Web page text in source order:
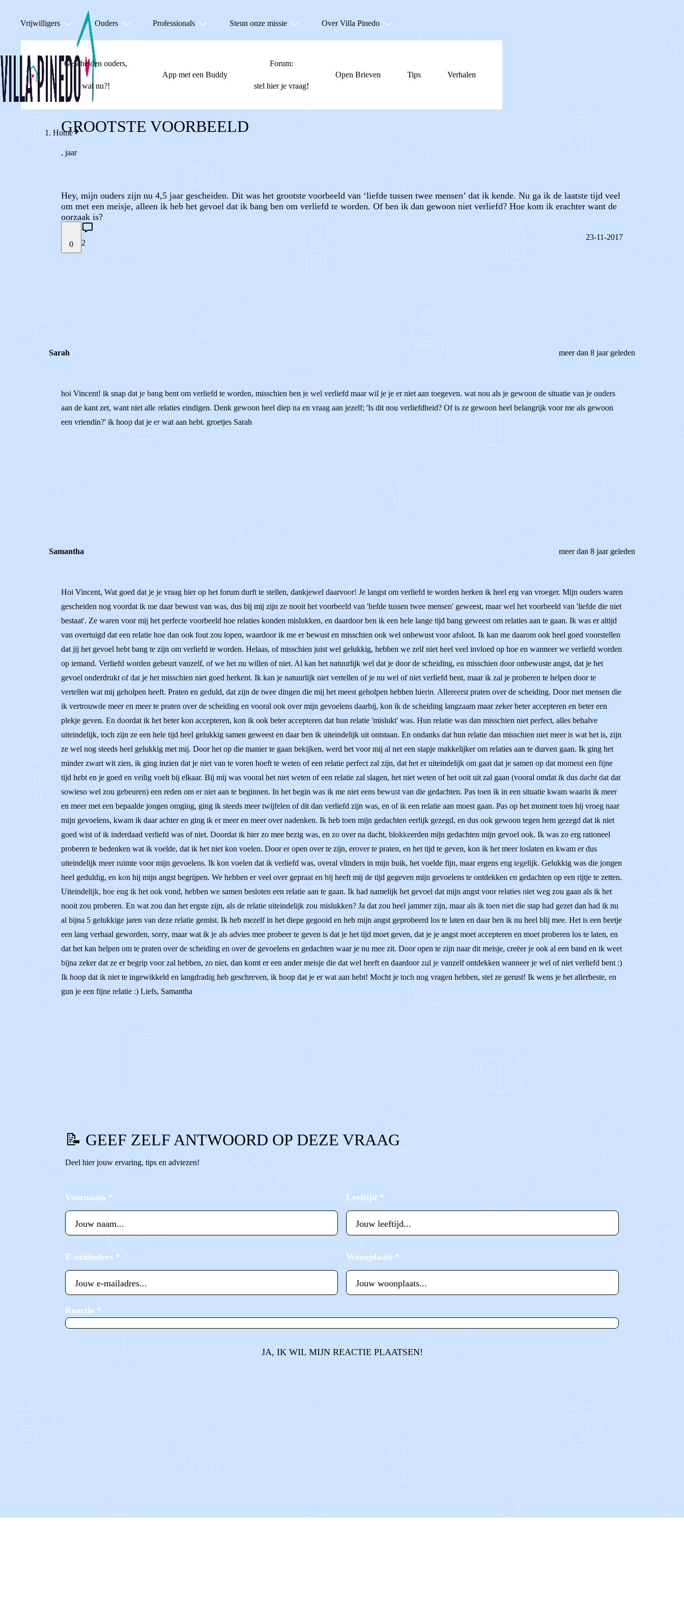
Vrijwilligers Ouders Professionals Steun onze missie Over Villa Pinedo
Gescheiden ouders,
wat nu?!
App met een Buddy
Forum:
stel hier je vraag!
Open Brieven Tips Verhalen
Home
GROOTSTE VOORBEELD
, jaar
Hey, mijn ouders zijn nu 4,5 jaar gescheiden. Dit was het grootste voorbeeld van ‘liefde tussen twee mensen’ dat ik kende. Nu ga ik de laatste tijd veel
om met een meisje, alleen ik heb het gevoel dat ik bang ben om verliefd te worden. Of ben ik dan gewoon niet verliefd? Hoe kom ik erachter want de
oorzaak is?
0 2
23-11-2017
Sarah meer dan 8 jaar geleden
hoi Vincent! ik snap dat je bang bent om verliefd te worden, misschien ben je wel verliefd maar wil je je er niet aan toegeven. wat nou als je gewoon de situatie van je ouders
aan de kant zet, want niet alle relaties eindigen. Denk gewoon heel diep na en vraag aan jezelf; 'Is dit nou verliefdheid? Of is ze gewoon heel belangrijk voor me als gewoon
een vriendin?' ik hoop dat je er wat aan hebt. groetjes Sarah
Samantha meer dan 8 jaar geleden
Hoi Vincent, Wat goed dat je je vraag hier op het forum durft te stellen, dankjewel daarvoor! Je langst om verliefd te worden herken ik heel erg van vroeger. Mijn ouders waren
gescheiden nog voordat ik me daar bewust van was, dus bij mij zijn ze nooit het voorbeeld van 'liefde tussen twee mensen' geweest, maar wel het voorbeeld van 'liefde die niet
bestaat'. Ze waren voor mij het perfecte voorbeeld hoe relaties konden mislukken, en daardoor ben ik een hele lange tijd bang geweest om relaties aan te gaan. Ik was er altijd
van overtuigd dat een relatie hoe dan ook fout zou lopen, waardoor ik me er bewust en misschien ook wel onbewust voor afsloot. Ik kan me daarom ook heel goed voorstellen
dat jij het gevoel hebt bang te zijn om verliefd te worden. Helaas, of misschien juist wel gelukkig, hebben we zelf niet heel veel invloed op hoe en wanneer we verliefd worden
op iemand. Verliefd worden gebeurt vanzelf, of we het nu willen of niet. Al kan het natuurlijk wel dat je door de scheiding, en misschien door onbewuste angst, dat je het
gevoel onderdrukt of dat je het misschien niet goed herkent. Ik kan je natuurlijk niet vertellen of je nu wel of niet verliefd bent, maar ik zal je proberen te helpen door te
vertellen wat mij geholpen heeft. Praten en geduld, dat zijn de twee dingen die mij het meest geholpen hebben hierin. Allereerst praten over de scheiding. Door met mensen die
ik vertrouwde meer en meer te praten over de scheiding en vooral ook over mijn gevoelens daarbij, kon ik de scheiding langzaam maar zeker beter accepteren en beter een
plekje geven. En doordat ik het beter kon accepteren, kon ik ook beter accepteren dat hun relatie 'mislukt' was. Hun relatie was dan misschien niet perfect, alles behalve
uiteindelijk, toch zijn ze een hele tijd heel gelukkig samen geweest en daar ben ik uiteindelijk uit ontstaan. En ondanks dat hun relatie dan misschien niet meer is wat het is, zijn
ze wel nog steeds heel gelukkig met mij. Door het op die manier te gaan bekijken, werd het voor mij al net een stapje makkelijker om relaties aan te durven gaan. Ik ging het
minder zwart wit zien, ik ging inzien dat je niet van te voren hoeft te weten of een relatie perfect zal zijn, dat het er uiteindelijk om gaat dat je samen op dat moment een fijne
tijd hebt en je goed en veilig voelt bij elkaar. Bij mij was vooral het niet weten of een relatie zal slagen, het niet weten of het ooit uit zal gaan (vooral omdat ik dus dacht dat dat
sowieso wel zou gebeuren) een reden om er niet aan te beginnen. In het begin was ik me niet eens bewust van die gedachten. Pas toen ik in een situatie kwam waarin ik meer
en meer met een bepaalde jongen omging, ging ik steeds meer twijfelen of dit dan verliefd zijn was, en of ik een relatie aan moest gaan. Pas op het moment toen hij vroeg naar
mijn gevoelens, kwam ik daar achter en ging ik er meer en meer over nadenken. Ik heb toen mijn gedachten eerlijk gezegd, en dus ook gewoon tegen hem gezegd dat ik niet
goed wist of ik inderdaad verliefd was of niet. Doordat ik hier zo mee bezig was, en zo over na dacht, blokkeerden mijn gedachten mijn gevoel ook. Ik was zo erg rationeel
proberen te bedenken wat ik voelde, dat ik het niet kon voelen. Door er open over te zijn, erover te praten, en het tijd te geven, kon ik het meer loslaten en kwam er dus
uiteindelijk meer ruimte voor mijn gevoelens. Ik kon voelen dat ik verliefd was, overal vlinders in mijn buik, het voelde fijn, maar ergens eng tegelijk. Gelukkig was die jongen
heel geduldig, en kon hij mijn angst begrijpen. We hebben er veel over gepraat en hij heeft mij de tijd gegeven mijn gevoelens te ontdekken en gedachten op een rijtje te zetten.
Uiteindelijk, hoe eng ik het ook vond, hebben we samen besloten een relatie aan te gaan. Ik had namelijk het gevoel dat mijn angst voor relaties niet weg zou gaan als ik het
nooit zou proberen. En wat zou dan het ergste zijn, als de relatie uiteindelijk zou mislukken? Ja dat zou heel jammer zijn, maar als ik toen niet die stap had gezet dan had ik nu
al bijna 5 gelukkige jaren van deze relatie gemist. Ik heb mezelf in het diepe gegooid en heb mijn angst geprobeerd los te laten en daar ben ik nu heel blij mee. Het is een beetje
een lang verhaal geworden, sorry, maar wat ik je als advies mee probeer te geven is dat je het tijd moet geven, dat je je angst moet accepteren en moet proberen los te laten, en
dat het kan helpen om te praten over de scheiding en over de gevoelens en gedachten waar je nu mee zit. Door open te zijn naar dit meisje, creëer je ook al een band en ik weet
bijna zeker dat ze er begrip voor zal hebben, zo niet, dan komt er een ander meisje die dat wel heeft en daardoor zul je vanzelf ontdekken wanneer je wel of niet verliefd bent :)
Ik hoop dat ik niet te ingewikkeld en langdradig heb geschreven, ik hoop dat je er wat aan hebt! Mocht je toch nog vragen hebben, stel ze gerust! Ik wens je het allerbeste, en
gun je een fijne relatie :) Liefs, Samantha
📝 GEEF ZELF ANTWOORD OP DEZE VRAAG
Deel hier jouw ervaring, tips en adviezen!
Voornaam * Leeftijd *
E-mailadres * Woonplaats *
Reactie *
JA, IK WIL MIJN REACTIE PLAATSEN!